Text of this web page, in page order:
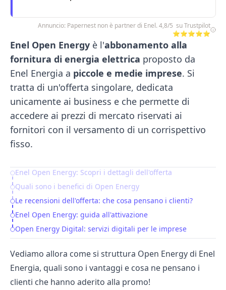
Annuncio: Papernest non è partner di Enel. 4,8/5 su Trustpilot
⭐⭐⭐⭐⭐
Enel Open Energy è l'abbonamento alla
fornitura di energia elettrica proposto da
Enel Energia a piccole e medie imprese. Si
tratta di un'offerta singolare, dedicata
unicamente ai business e che permette di
accedere ai prezzi di mercato riservati ai
fornitori con il versamento di un corrispettivo
fisso.
Table of Contents
Enel Open Energy: Scopri i dettagli dell'offerta
Quali sono i benefici di Open Energy
Le recensioni dell'offerta: che cosa pensano i clienti?
Enel Open Energy: guida all'attivazione
Open Energy Digital: servizi digitali per le imprese
Vediamo allora come si struttura Open Energy di Enel
Energia, quali sono i vantaggi e cosa ne pensano i
clienti che hanno aderito alla promo!